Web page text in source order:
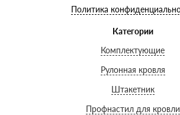
Политика
Категории
Комплектующие
Рулонная кровля
Штакетник
Профнастил для кровли